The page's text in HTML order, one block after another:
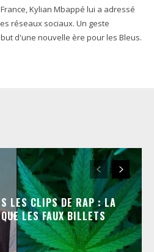
Kylian Mbappé lui a adressé
réseaux sociaux. Un geste
d'une nouvelle ère pour les Bleus.
LES CLIPS DE RAP : LA
LES FAUX BILLETS